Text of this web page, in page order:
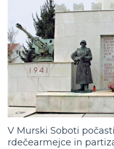
V Murski Soboti
rdečearmejce in